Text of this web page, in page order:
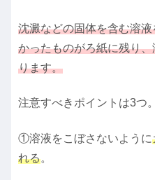
沈澱などの固体を含む溶
かったものがろ紙に残り
ります。
注意すべきポイントは3つ。
①溶液をこぼさないように
れる。